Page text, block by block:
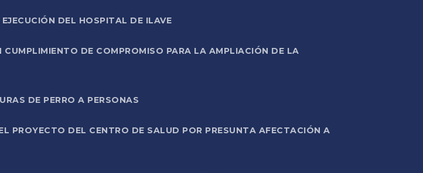
DEL HOSPITAL DE ILAVE
DE COMPROMISO PARA LA AMPLIACIÓN DE LA
DE PERRO A PERSONAS
PROYECTO DEL CENTRO DE SALUD POR PRESUNTA AFECTACIÓN A